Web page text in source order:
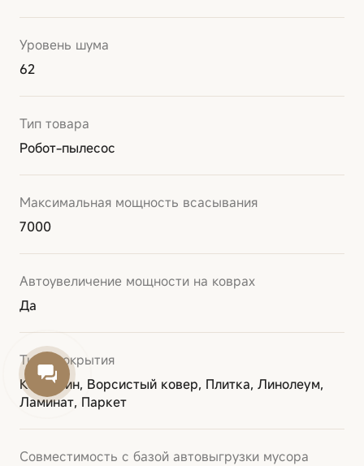
Уровень шума
62
Тип товара
Робот-пылесос
Максимальная мощность всасывания
7000
Автоувеличение мощности на коврах
Да
Типы покрытия
Ковролин, Ворсистый ковер, Плитка, Линолеум,
Ламинат, Паркет
Совместимость с базой автовыгрузки мусора